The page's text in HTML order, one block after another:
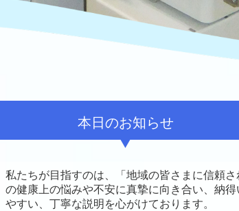
本日のお知らせ
私たちが目指すのは、「地域の皆さまに信頼
の健康上の悩みや不安に真摯に向き合い、納
やすい、丁寧な説明を心がけております。